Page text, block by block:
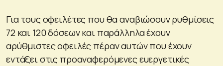
Για τους οφειλέτες που θα αναβιώσουν ρυθμίσεις
72 και 120 δόσεων και παράλληλα έχουν
αρύθμιστες οφειλές πέραν αυτών που έχουν
εντάξει στις προαναφερόμενες ευεργετικές